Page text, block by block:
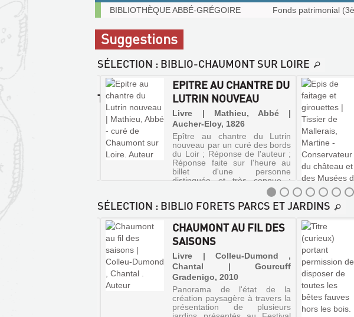
Exemplaires
communicables
sur
place
BIBLIOTHÈQUE ABBÉ-GRÉGOIRE
Fonds patrimonial
Suggestions
SÉLECTION : BIBLIO-CHAUMONT SUR LOIRE
EPITRE AU CHANTRE DU
LUTRIN NOUVEAU
Livre | Mathieu, Abbé |
Aucher-Eloy, 1826
Epître au chantre du Lutrin
nouveau par un curé des bords
du Loir ; Réponse de l'auteur ;
Réponse faite sur l'heure au
billet d'une personne
distinguée et très connue ;
L'auteur à son ramier pénitent
SÉLECTION : BIBLIO FORETS PARCS ET JARDINS
CHAUMONT AU FIL DES
SAISONS
Livre | Colleu-Dumond ,
Chantal | Gourcuff
Gradenigo, 2010
Panorama de l'état de la
création paysagère à travers la
présentation de plusieurs